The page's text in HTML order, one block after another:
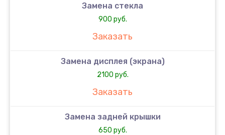
Замена стекла
900 руб.
Заказать
Замена дисплея (экрана)
2100 руб.
Заказать
Замена задней крышки
650 руб.